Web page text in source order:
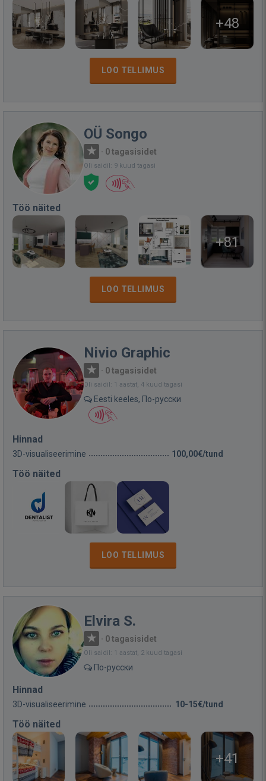
+48
LOO TELLIMUS
OÜ Songo
· 0 tagasisidet
Oli saidil: 9 kuud tagasi
Töö näited
+81
LOO TELLIMUS
Nivio Graphic
· 0 tagasisidet
Oli saidil: 1 aastat, 4 kuud tagasi
Eesti keeles, По-русски
Hinnad
3D-visualiseerimine 100,00€/tund
Töö näited
LOO TELLIMUS
Elvira S.
· 0 tagasisidet
Oli saidil: 1 aastat, 2 kuud tagasi
По-русски
Hinnad
3D-visualiseerimine 10-15€/tund
Töö näited
+41